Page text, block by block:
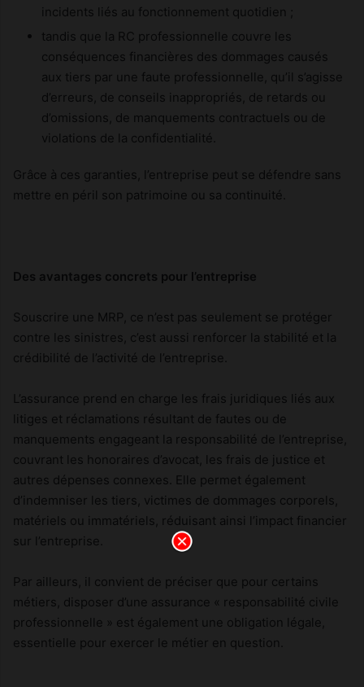
incidents liés au fonctionnement quotidien ;
tandis que la RC professionnelle couvre les
conséquences financières des dommages causés
aux tiers par une faute professionnelle, qu’il s’agisse
d’erreurs, de conseils inappropriés, de retards ou
d’omissions, de manquements contractuels ou de
violations de la confidentialité.
Grâce à ces garanties, l’entreprise peut se défendre sans
mettre en péril son patrimoine ou sa continuité.
Des avantages concrets pour l’entreprise
Souscrire une MRP, ce n’est pas seulement se protéger
contre les sinistres, c’est aussi renforcer la stabilité et la
crédibilité de l’activité de l’entreprise.
L’assurance prend en charge les frais juridiques liés aux
litiges et réclamations résultant de fautes ou de
manquements engageant la responsabilité de l’entreprise,
couvrant les honoraires d’avocat, les frais de justice et
autres dépenses connexes. Elle permet également
d’indemniser les tiers, victimes de dommages corporels,
matériels ou immatériels, réduisant ainsi l’impact financier
sur l’entreprise.
Par ailleurs, il convient de préciser que pour certains
métiers, disposer d’une assurance « responsabilité civile
professionnelle » est également une obligation légale,
essentielle pour exercer le métier en question.